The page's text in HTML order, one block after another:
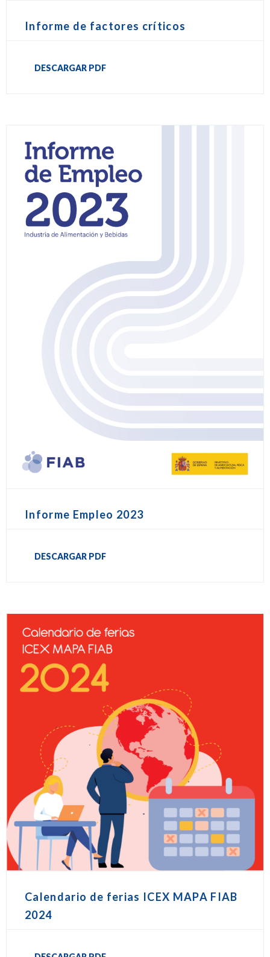
Informe de factores críticos
DESCARGAR PDF
Informe Empleo 2023
DESCARGAR PDF
Calendario de ferias ICEX MAPA FIAB
2024